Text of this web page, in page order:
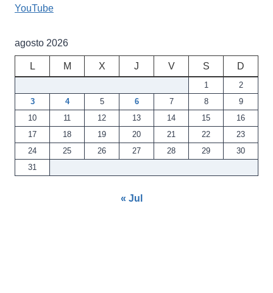
YouTube
agosto 2026
L M X J V S D
1
2
3
4 5 6 7 8
9
10
11 12 13 14 15
16
17
18 19 20 21 22
23
24
25 26 27 28 29
30
31
« Jul